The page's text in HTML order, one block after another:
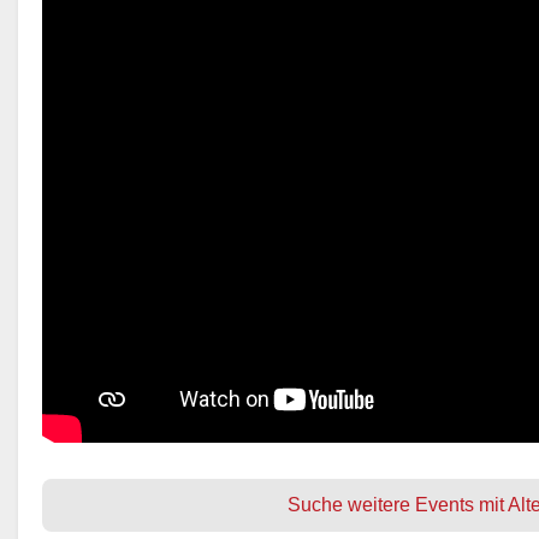
Suche weitere Events mit